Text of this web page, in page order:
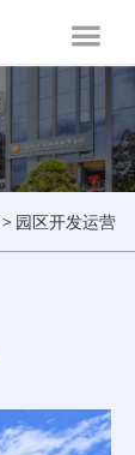
> 园区开发运营